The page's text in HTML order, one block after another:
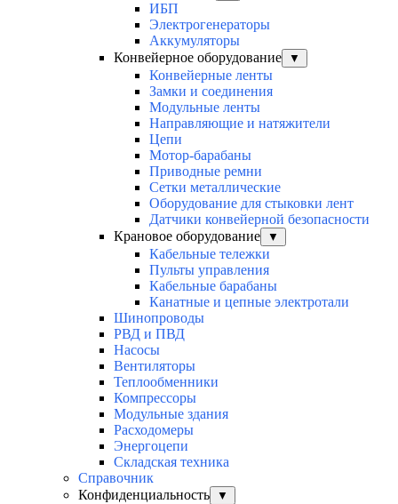
ИБП
Электрогенераторы
Аккумуляторы
Конвейерное оборудование
▼
Конвейерные ленты
Замки и соединения
Модульные ленты
Направляющие и натяжители
Цепи
Мотор-барабаны
Приводные ремни
Сетки металлические
Оборудование для стыковки лент
Датчики конвейерной безопасности
Крановое оборудование
▼
Кабельные тележки
Пульты управления
Кабельные барабаны
Канатные и цепные электротали
Шинопроводы
РВД и ПВД
Насосы
Вентиляторы
Теплообменники
Компрессоры
Модульные здания
Расходомеры
Энергоцепи
Складская техника
Справочник
Конфиденциальность
▼